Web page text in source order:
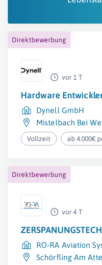
Direktbewerbung
vor 1 T
Hardware
Dynell GmbH
Mistelbach Bei
Vollzeit ab 4.000€
Direktbewerbung
vor 4 T
RO-RA Aviation
Schörfling Am